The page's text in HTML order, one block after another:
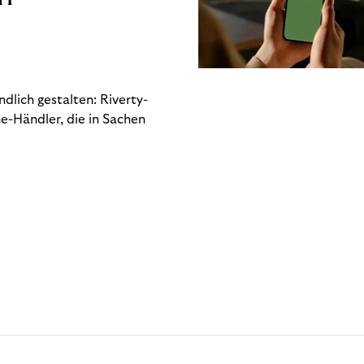
gestalten: Riverty-
Händler, die in Sachen